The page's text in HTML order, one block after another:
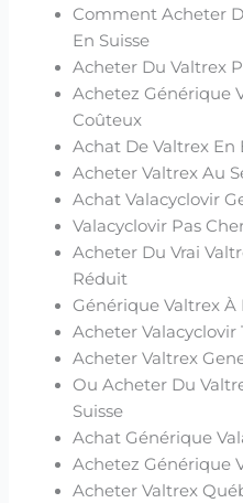
Comment Acheter
En Suisse
Acheter Du Valtrex
Achetez Générique
Coûteux
Achat De Valtrex En
Acheter Valtrex Au
Achat Valacyclovir
Valacyclovir Pas
Acheter Du Vrai
Réduit
Générique Valtrex
Acheter Valacyclovir
Acheter Valtrex
Ou Acheter Du
Suisse
Achat Générique
Achetez Générique
Acheter Valtrex